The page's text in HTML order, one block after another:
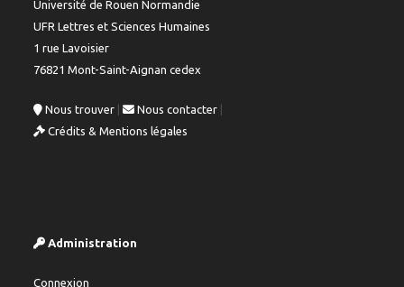
Université de Rouen Normandie
UFR Lettres et Sciences Humaines
1 rue Lavoisier
76821 Mont-Saint-Aignan cedex
Nous trouver | Nous contacter
Crédits & Mentions légales
Administration
Connexion